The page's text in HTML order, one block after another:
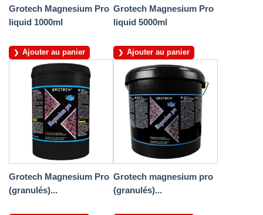
Grotech Magnesium Pro
liquid 1000ml
Ajouter au panier
Grotech Magnesium Pro
liquid 5000ml
Ajouter au panier
Grotech Magnesium Pro
(granulés)...
Grotech magnesium pro
(granulés)...